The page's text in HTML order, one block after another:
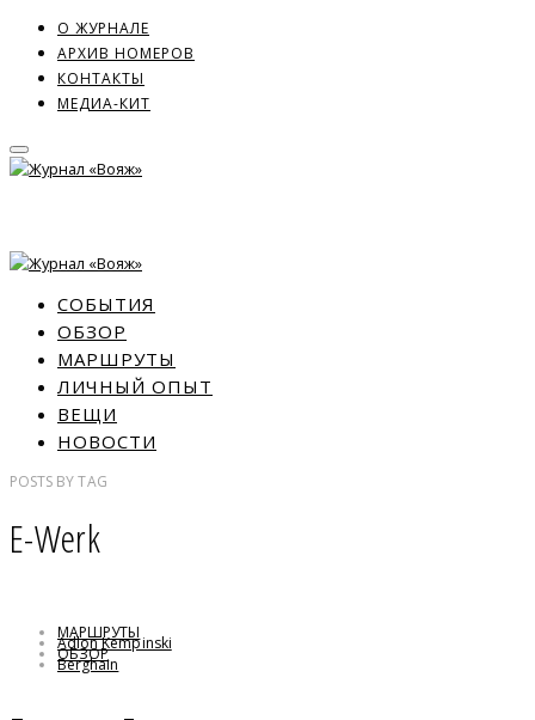
О ЖУРНАЛЕ
АРХИВ НОМЕРОВ
КОНТАКТЫ
МЕДИА-КИТ
СОБЫТИЯ
ОБЗОР
МАРШРУТЫ
ЛИЧНЫЙ ОПЫТ
ВЕЩИ
НОВОСТИ
POSTS BYTAG
E-Werk
МАРШРУТЫ
ОБЗОР
Adlon Kempinski
Berghain